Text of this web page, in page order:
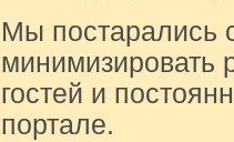
Мы постарались
минимизировать
гостей и
портале.